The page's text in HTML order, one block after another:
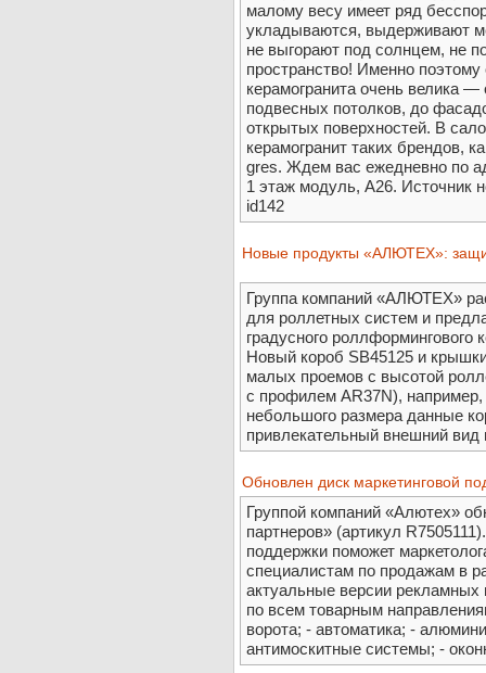
малому весу имеет ряд
укладываются, выдерживают
не выгорают под солнцем, не
пространство! Именно поэтому
керамогранита очень велика —
подвесных потолков, до
открытых поверхностей. В
керамогранит таких брендов,
gres. Ждем вас ежедневно по
1 этаж модуль, А26. Источник
id142
Новые продукты «АЛЮТЕХ»:
Группа компаний «АЛЮТЕХ»
для роллетных систем и
градусного
Новый короб SB45125 и
малых проемов с высотой
с профилем AR37N),
небольшого размера данные
привлекательный внешний
Обновлен диск маркетинговой
Группой компаний «Алютех»
партнеров» (артикул
поддержки поможет
специалистам по продажам в
актуальные версии рекламных
по всем товарным
ворота; - автоматика; -
антимоскитные системы; -